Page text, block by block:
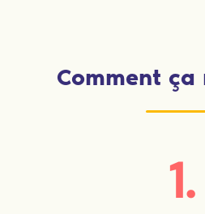
Comment ça
1.